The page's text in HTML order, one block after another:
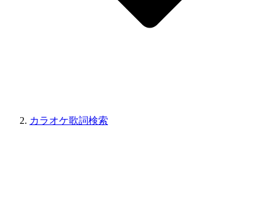
カラオケ歌詞検索